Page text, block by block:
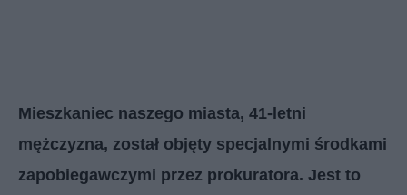
Mieszkaniec naszego miasta, 41-letni
mężczyzna, został objęty specjalnymi środkami
zapobiegawczymi przez prokuratora. Jest to